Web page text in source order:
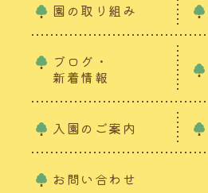
園の取り組み
ブログ・
新着情報
入園のご案内
お問い合わせ